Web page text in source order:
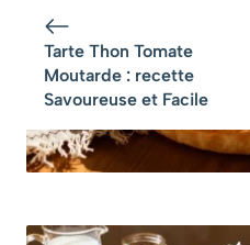
Tarte Thon Tomate
Moutarde : recette
Savoureuse et Facile